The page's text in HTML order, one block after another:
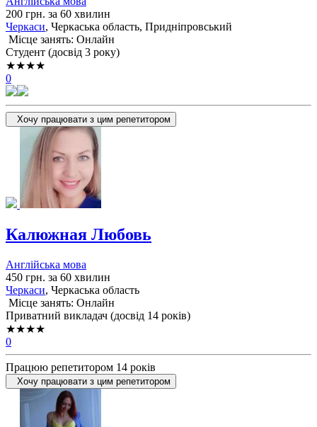
200 грн. за 60 хвилин
Черкаси, Черкаська область, Придніпровський
Місце занять: Онлайн
Cтудент (досвід 3 року)
★★★★
0
Хочу працювати з цим репетитором
Калюжная Любовь
Англійська мова
450 грн. за 60 хвилин
Черкаси, Черкаська область
Місце занять: Онлайн
Приватний викладач (досвід 14 років)
★★★★
0
Працюю репетитором 14 років
Хочу працювати з цим репетитором